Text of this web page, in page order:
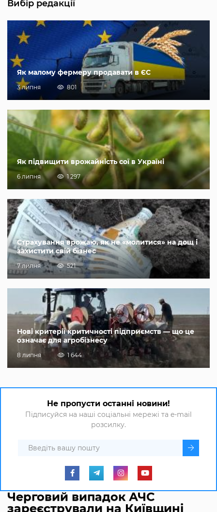
Вибір редакції
Як малому фермеру продавати в ЄС
3 липня 801
Як підвищити врожайність сої в Україні
6 липня 1 297
Страхування врожаю, як не «молитися» на дощ і
захистити свій бізнес
7 липня 521
Нові критерії критичності підприємств — що це
означає для агробізнесу
8 липня 1 644
Не пропусти останні новини!
Підписуйся на наші соціальні мережі та e-mail
розсилку.
Черговий випадок АЧС
зареєстрували на Київщині